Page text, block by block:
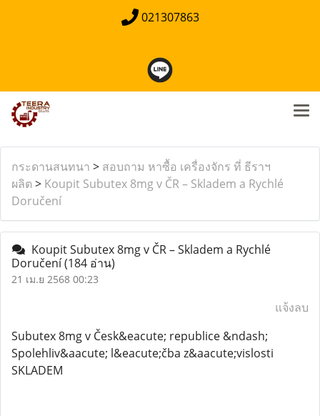
021307863
กระดานสนทนา > สอบถาม หาซื้อ เครื่องจักร ที่ ธีราฯ
ผลิต > Koupit Subutex 8mg v ČR – Skladem a Rychlé
Doručení
Koupit Subutex 8mg v ČR – Skladem a Rychlé
Doručení(184 อ่าน)
21 เม.ย 2568 00:23
แจ้งลบ
Subutex 8mg v Česk&eacute; republice &ndash;
Spolehliv&aacute; l&eacute;čba z&aacute;vislosti
SKLADEM